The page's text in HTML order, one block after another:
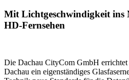
Mit Lichtgeschwindigkeit ins
HD-Fernsehen
Die Dachau CityCom GmbH errichtet
Dachau ein eigenständiges